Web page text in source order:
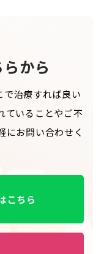
から
治療すれば良い
ていることやご不
にお問い合わせく
こちら